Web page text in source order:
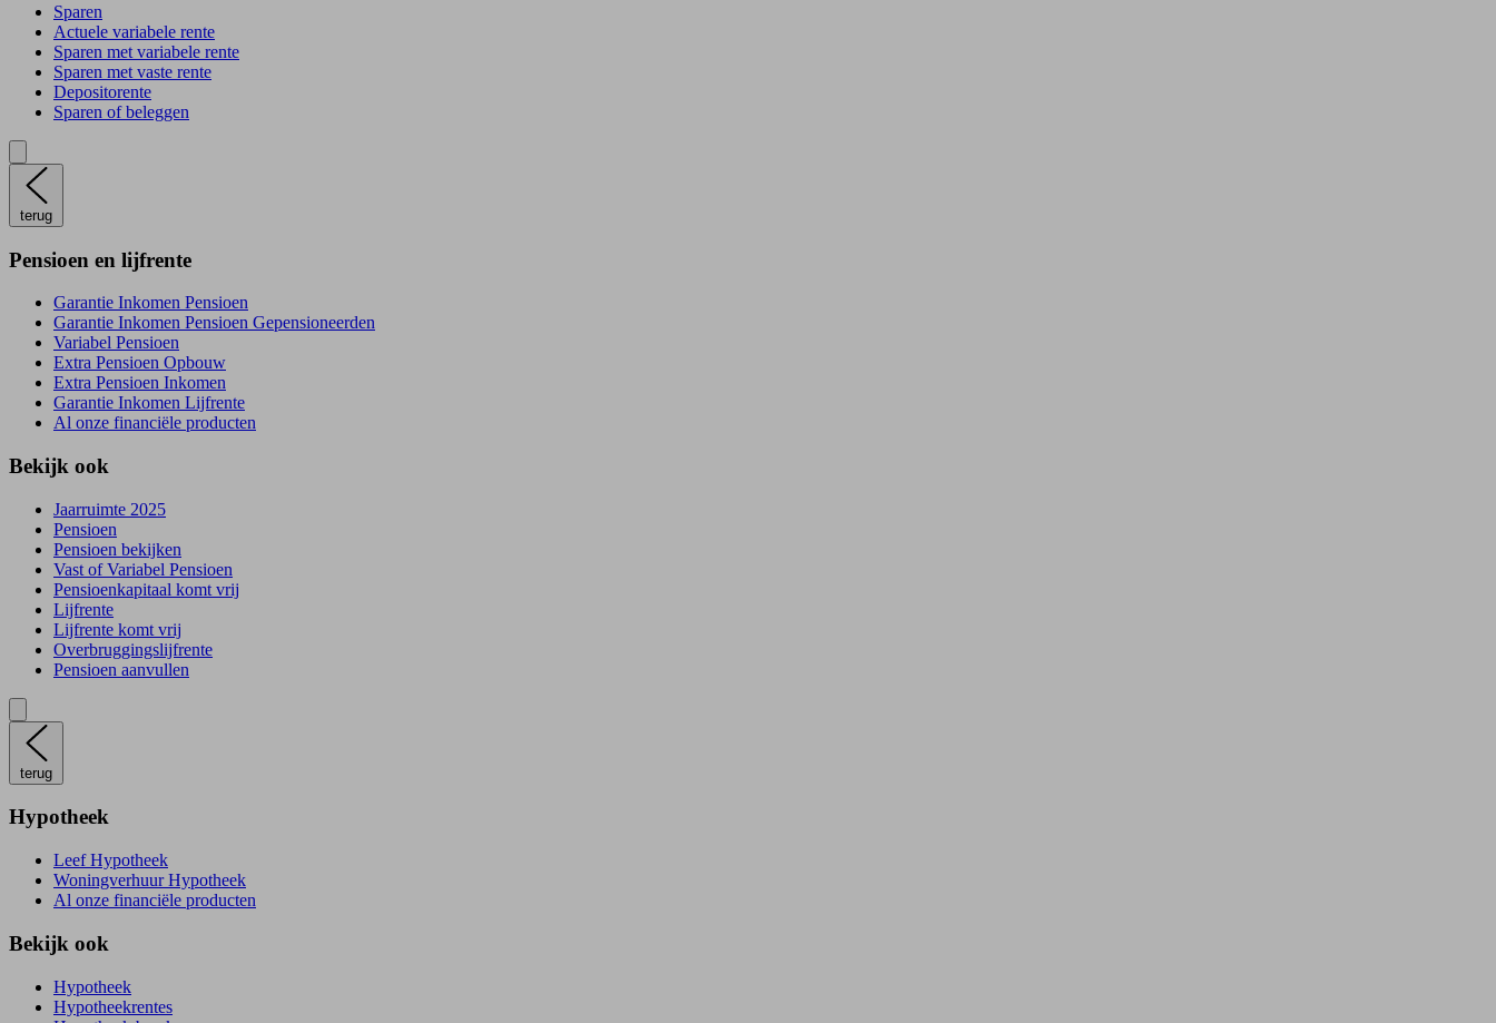
Sparen
Actuele variabele rente
Sparen met variabele rente
Sparen met vaste rente
Depositorente
Sparen of beleggen
terug
Pensioen en lijfrente
Garantie Inkomen Pensioen
Garantie Inkomen Pensioen Gepensioneerden
Variabel Pensioen
Extra Pensioen Opbouw
Extra Pensioen Inkomen
Garantie Inkomen Lijfrente
Al onze financiële producten
Bekijk ook
Jaarruimte 2025
Pensioen
Pensioen bekijken
Vast of Variabel Pensioen
Pensioenkapitaal komt vrij
Lijfrente
Lijfrente komt vrij
Overbruggingslijfrente
Pensioen aanvullen
terug
Hypotheek
Leef Hypotheek
Woningverhuur Hypotheek
Al onze financiële producten
Bekijk ook
Hypotheek
Hypotheekrentes